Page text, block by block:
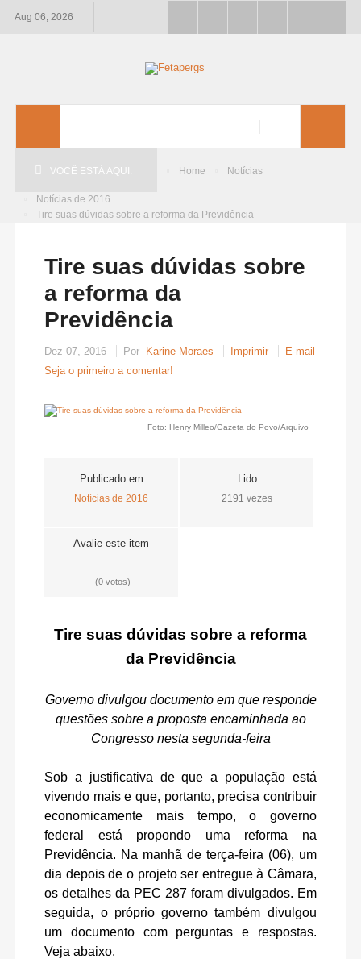
Aug 06, 2026
VOCÊ ESTÁ AQUI: Home Notícias
Notícias de 2016
Tire suas dúvidas sobre a reforma da Previdência
Tire suas dúvidas sobre
a reforma da
Previdência
Dez 07, 2016 Por Karine Moraes Imprimir
E-mail
Seja o primeiro a comentar!
Foto: Henry Milleo/Gazeta do Povo/Arquivo
Publicado em
Notícias de 2016
Lido
2191 vezes
Avalie este item
(0 votos)
Tire suas dúvidas sobre a reforma
da Previdência
Governo divulgou documento em que responde
questões sobre a proposta encaminhada ao
Congresso nesta segunda-feira
Sob a justificativa de que a população está
vivendo mais e que, portanto, precisa contribuir
economicamente mais tempo, o governo
federal está propondo uma reforma na
Previdência. Na manhã de terça-feira (06), um
dia depois de o projeto ser entregue à Câmara,
os detalhes da PEC 287 foram divulgados. Em
seguida, o próprio governo também divulgou
um documento com perguntas e respostas.
Veja abaixo.